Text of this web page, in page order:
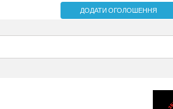
ДОДАТИ ОГОЛОШЕННЯ